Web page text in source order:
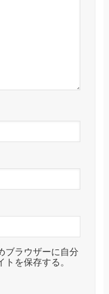
ブラウザーに自分
を保存する。